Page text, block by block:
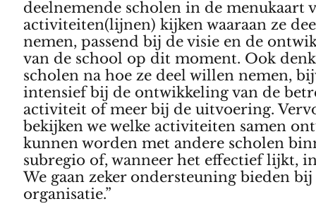
deelnemende scholen in de menukaart
activiteiten(lijnen) kijken waaraan ze
nemen, passend bij de visie en de
van de school op dit moment. Ook
scholen na hoe ze deel willen nemen,
intensief bij de ontwikkeling van de
activiteit of meer bij de uitvoering.
bekijken we welke activiteiten samen
kunnen worden met andere scholen
subregio of, wanneer het effectief lijkt,
We gaan zeker ondersteuning bieden bij
organisatie.”